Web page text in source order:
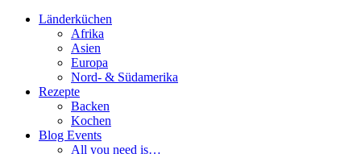
Länderküchen
Afrika
Asien
Europa
Nord- & Südamerika
Rezepte
Backen
Kochen
Blog Events
All you need is…